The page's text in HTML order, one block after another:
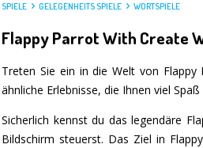
SPIELE GELEGENHEITS SPIELE WORTSPIELE
Flappy Parrot With Create
Treten Sie ein in die Welt von Flappy
ähnliche Erlebnisse, die Ihnen viel
Sicherlich kennst du das legendäre
Bildschirm steuerst. Das Ziel in